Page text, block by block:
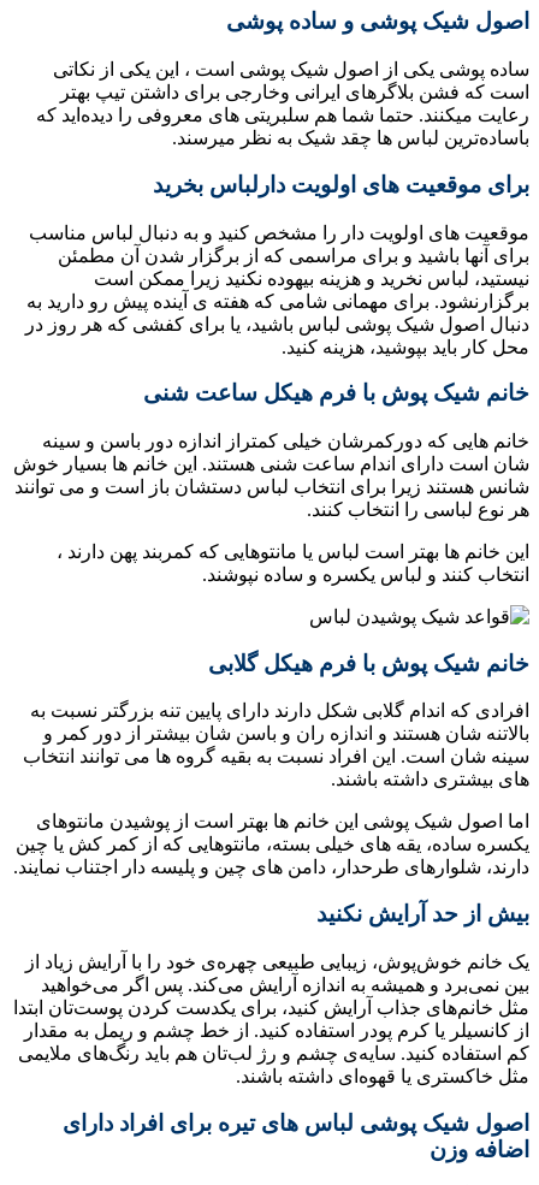
اصول شیک پوشی و ساده‌ پوشی
ساده پوشی یکی از اصول شیک پوشی است ، این یکی از نکاتی
است که‌ فشن بلاگرهای ایرانی وخارجی برای داشتن تیپ بهتر
رعایت میکنند. حتما شما هم سلبریتی های معروفی را دیده‌اید که‌
باساده‌ترین لباس ها چقد شیک به‌ نظر میرسند.
برای موقعیت های اولویت دارلباس بخرید
موقعیت های اولویت دار را مشخص کنید و به دنبال لباس مناسب
برای آنها باشید و برای مراسمی که از برگزار شدن آن مطمئن
نیستید، لباس نخرید و هزینه بیهوده نکنید زیرا ممکن است
برگزارنشود. برای مهمانی شامی که هفته ی آینده پیش رو دارید به
دنبال اصول شیک پوشی لباس باشید، یا برای کفشی که هر روز در
محل کار باید بپوشید، هزینه کنید.
خانم شیک پوش با فرم هیکل ساعت شنی
خانم هایی که دورکمرشان خیلی کمتراز اندازه دور باسن و سینه
شان است دارای اندام ساعت شنی هستند. این خانم ها بسیار خوش
شانس هستند زیرا برای انتخاب لباس دستشان باز است و می توانند
هر نوع لباسی را انتخاب کنند.
این خانم ها بهتر است لباس یا مانتوهایی که کمربند پهن دارند ،
انتخاب کنند و لباس یکسره و ساده نپوشند.
خانم شیک پوش با فرم هیکل گلابی
افرادی که اندام گلابی شکل دارند دارای پایین تنه بزرگتر نسبت به
بالاتنه شان هستند و اندازه ران و باسن شان بیشتر از دور کمر و
سینه شان است. این افراد نسبت به بقیه گروه ها می توانند انتخاب
های بیشتری داشته باشند.
اما اصول شیک پوشی این خانم ها بهتر است از پوشیدن مانتوهای
یکسره ساده، یقه های خیلی بسته، مانتوهایی که از کمر کش یا چین
دارند، شلوارهای طرحدار، دامن های چین و پلیسه دار اجتناب نمایند.
بیش از حد آرایش نکنید
یک خانم خوش‌پوش، زیبایی طبیعی چهره‌ی خود را با آرایش‌ زیاد از
بین نمی‌برد و همیشه به اندازه آرایش می‌کند. پس اگر می‌خواهید
مثل خانم‌های جذاب آرایش کنید، برای یکدست کردن پوست‌تان ابتدا
از کانسیلر یا کرم پودر استفاده کنید. از خط چشم و ریمل به مقدار
کم استفاده کنید. سایه‌ی چشم و رژ لب‌تان هم باید رنگ‌های ملایمی
مثل خاکستری یا قهوه‌ای داشته باشند.
اصول شیک پوشی لباس های تیره برای افراد دارای
اضافه وزن